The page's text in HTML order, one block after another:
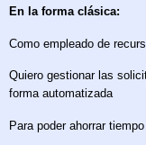
En la forma clásica:
Como empleado de
Quiero gestionar las
forma automatizada
Para poder ahorrar